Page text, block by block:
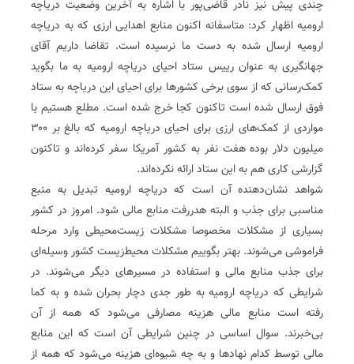
چندی پیش نیز نادر قاضی‌پور با اشاره به آخرین وضعیت دریاچه
ارومیه اظهار کرد: متاسفانه اکنون منابع اهدایی ارزی که به دریاچه
ارومیه ارسال شده به دست ما نرسیده است. تقاضا داریم آقای
جهانگیری به عنوان رییس ستاد احیای دریاچه ارومیه به ما بگوید
کمک‌رسانی که از سوی برخی کشور‌ها برای احیای این دریاچه به ستاد
فوق ارسال شده است تاکنون کجا خرج شده است. مطلع هستیم با
مواردی از کمک‌های ارزی برای احیای دریاچه ارومیه که بالغ بر ۳۰۰
میلیون دلار بوده هفت نفر به کشور آمریکا سفر کرده‌اند و تاکنون
گزارشی کاری هم به این ستاد ارائه نکرده‌اند.
شواهد نشان‌دهنده آن است که دریاچه ارومیه تبدیل به منبع
مناسبی برای جذب و‌ البته هدر‌رفت منابع مالی شود. امروز در کشور
بسیاری از مشکلات مخصوصا مشکلات زیست‌محیطی وارد مرحله
فراموشی می‌شوند. بهتر بگوییم مشکلات محیط‌زیست کشور وسیله‌ای
برای جذب منابع مالی و استفاده در مسیرهای دیگر می‌شوند. در
شرایطی که دریاچه ارومیه به طور جدی دچار بحران شده و به کما
رفته است منابع مالی هزینه مصارفی می‌شود که همه از آن
بی‌خبرند. سوال اساسی در چنین شرایطی آن است که این منابع
مالی توسط کدام نهاد‌ها و به چه شیوه‌ای هزینه می‌شود که همه از